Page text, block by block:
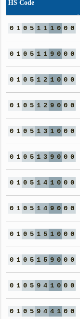
HS Code
0 1 0 5 1 1 1 0 0 0
0 1 0 5 1 1 9 0 0 0
0 1 0 5 1 2 1 0 0 0
0 1 0 5 1 2 9 0 0 0
0 1 0 5 1 3 1 0 0 0
0 1 0 5 1 3 9 0 0 0
0 1 0 5 1 4 1 0 0 0
0 1 0 5 1 4 9 0 0 0
0 1 0 5 1 5 1 0 0 0
0 1 0 5 1 5 9 0 0 0
0 1 0 5 9 4 1 0 0 0
0 1 0 5 9 4 4 1 0 0